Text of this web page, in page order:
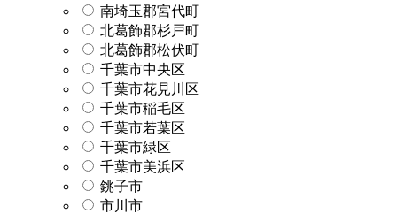
南埼玉郡宮代町
北葛飾郡杉戸町
北葛飾郡松伏町
千葉市中央区
千葉市花見川区
千葉市稲毛区
千葉市若葉区
千葉市緑区
千葉市美浜区
銚子市
市川市